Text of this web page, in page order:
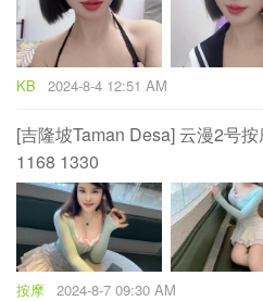
KB 2024-8-4 12:51 AM
[吉隆坡Taman Desa] 云漫2号
1168 1330
按摩 2024-8-7 09:30 AM